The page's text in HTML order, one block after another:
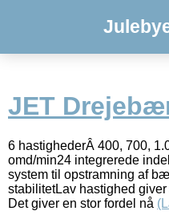
JET
6 hastighederÂ 400, 700,
omd/min24 integrerede
system til opstramning af
stabilitetLav hastighed
Det giver en stor fordel nå